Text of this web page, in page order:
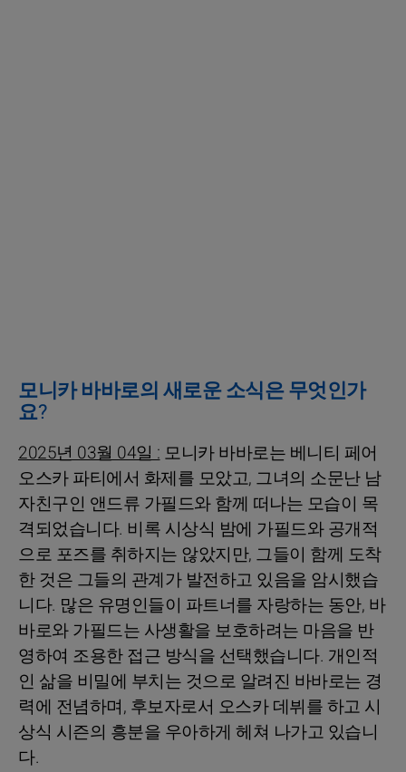
모니카 바바로의 새로운 소식은 무엇인가
요?
2025년 03월 04일 :모니카 바바로는 베니티 페어
오스카 파티에서 화제를 모았고, 그녀의 소문난 남
자친구인 앤드류 가필드와 함께 떠나는 모습이 목
격되었습니다. 비록 시상식 밤에 가필드와 공개적
으로 포즈를 취하지는 않았지만, 그들이 함께 도착
한 것은 그들의 관계가 발전하고 있음을 암시했습
니다. 많은 유명인들이 파트너를 자랑하는 동안, 바
바로와 가필드는 사생활을 보호하려는 마음을 반
영하여 조용한 접근 방식을 선택했습니다. 개인적
인 삶을 비밀에 부치는 것으로 알려진 바바로는 경
력에 전념하며, 후보자로서 오스카 데뷔를 하고 시
상식 시즌의 흥분을 우아하게 헤쳐 나가고 있습니
다.